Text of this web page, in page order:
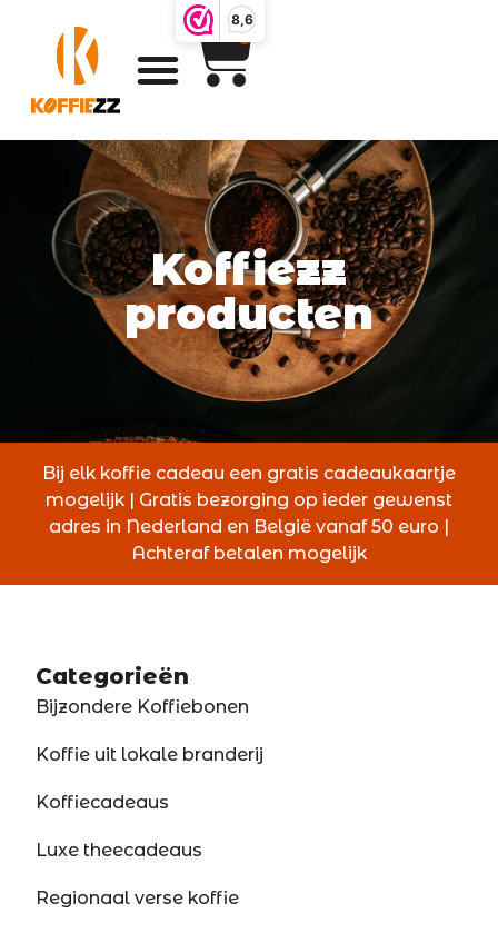
8,6
0
Koffiezz
producten
Bij elk koffie cadeau een gratis cadeaukaartje
mogelijk | Gratis bezorging op ieder gewenst
adres in Nederland en België vanaf 50 euro |
Achteraf betalen mogelijk
Categorieën
Bijzondere Koffiebonen
Koffie uit lokale branderij
Koffiecadeaus
Luxe theecadeaus
Regionaal verse koffie